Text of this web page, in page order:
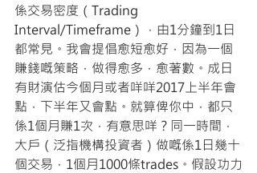
係交易密度（Trading
Interval/Timeframe），由1分鐘到1日
都常見。我會提倡愈短愈好，因為一個
賺錢嘅策略，做得愈多，愈著數。成日
有財演估今個月或者咩咩2017上半年會
點，下半年又會點。就算俾你中，都只
係1個月賺1次，有意思咩？同一時間，
大戶（泛指機構投資者）做嘅係1日幾十
個交易，1個月1000條trades。假設功力